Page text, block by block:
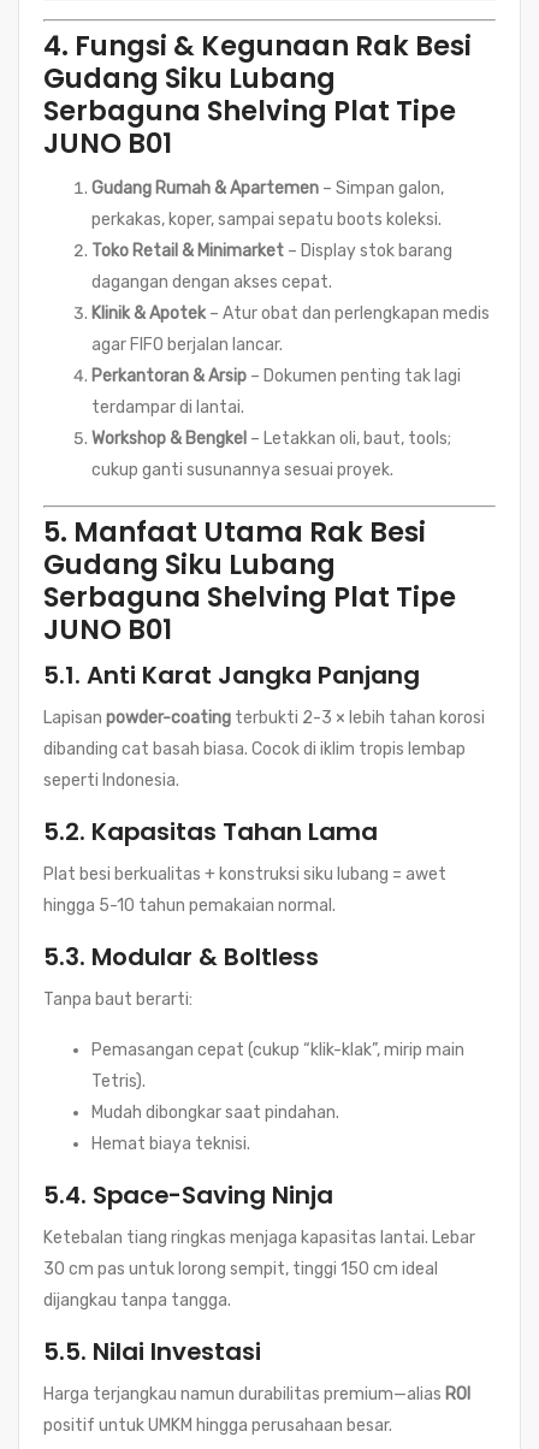
4. Fungsi & Kegunaan Rak Besi
Gudang Siku Lubang
Serbaguna Shelving Plat Tipe
JUNO B01
Gudang Rumah & Apartemen – Simpan galon,
perkakas, koper, sampai sepatu boots koleksi.
Toko Retail & Minimarket – Display stok barang
dagangan dengan akses cepat.
Klinik & Apotek– Atur obat dan perlengkapan medis
agar FIFO berjalan lancar.
Perkantoran & Arsip – Dokumen penting tak lagi
terdampar di lantai.
Workshop & Bengkel – Letakkan oli, baut, tools;
cukup ganti susunannya sesuai proyek.
5. Manfaat Utama Rak Besi
Gudang Siku Lubang
Serbaguna Shelving Plat Tipe
JUNO B01
5.1. Anti Karat Jangka Panjang
Lapisan powder-coating terbukti 2-3 × lebih tahan korosi
dibanding cat basah biasa. Cocok di iklim tropis lembap
seperti Indonesia.
5.2. Kapasitas Tahan Lama
Plat besi berkualitas + konstruksi siku lubang = awet
hingga 5-10 tahun pemakaian normal.
5.3. Modular & Boltless
Tanpa baut berarti:
Pemasangan cepat (cukup “klik-klak”, mirip main
Tetris).
Mudah dibongkar saat pindahan.
Hemat biaya teknisi.
5.4. Space-Saving Ninja
Ketebalan tiang ringkas menjaga kapasitas lantai. Lebar
30 cm pas untuk lorong sempit, tinggi 150 cm ideal
dijangkau tanpa tangga.
5.5. Nilai Investasi
Harga terjangkau namun durabilitas premium—alias ROI
positif untuk UMKM hingga perusahaan besar.